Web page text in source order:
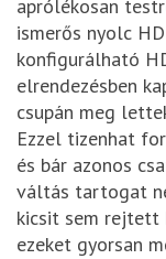
aprólékosan
ismerős nyolc
konfigurálható
elrendezésben
csupán meg
Ezzel tizenhat
és bár azonos
váltás tartogat
kicsit sem rejtett
ezeket gyorsan